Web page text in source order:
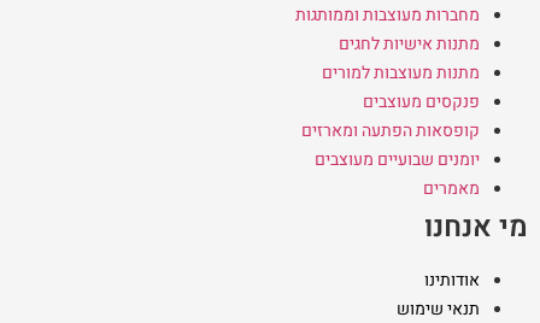
מחברות מעוצבות וממותגות
מתנות אישיות לחגים
מתנות מעוצבות למורים
פנקסים מעוצבים
קופסאות הפתעה ומארזים
יומנים שבועיים מעוצבים
מאמרים
מי אנחנו
אודותינו
תנאי שימוש